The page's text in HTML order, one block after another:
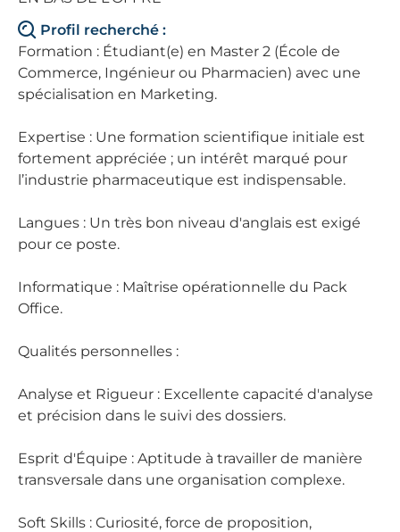
Profil recherché :
Formation : Étudiant(e) en Master 2 (École de
Commerce, Ingénieur ou Pharmacien) avec une
spécialisation en Marketing.
Expertise : Une formation scientifique initiale est
fortement appréciée ; un intérêt marqué pour
l’industrie pharmaceutique est indispensable.
Langues : Un très bon niveau d'anglais est exigé
pour ce poste.
Informatique : Maîtrise opérationnelle du Pack
Office.
Qualités personnelles :
Analyse et Rigueur : Excellente capacité d'analyse
et précision dans le suivi des dossiers.
Esprit d'Équipe : Aptitude à travailler de manière
transversale dans une organisation complexe.
Soft Skills : Curiosité, force de proposition,